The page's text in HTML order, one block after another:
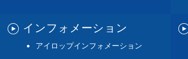
インフォメーション
アイロップインフォメーション